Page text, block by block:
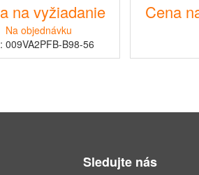
na vyžiadanie
Na objednávku
009VA2PFB-B98-56
Cena
Sledujte nás